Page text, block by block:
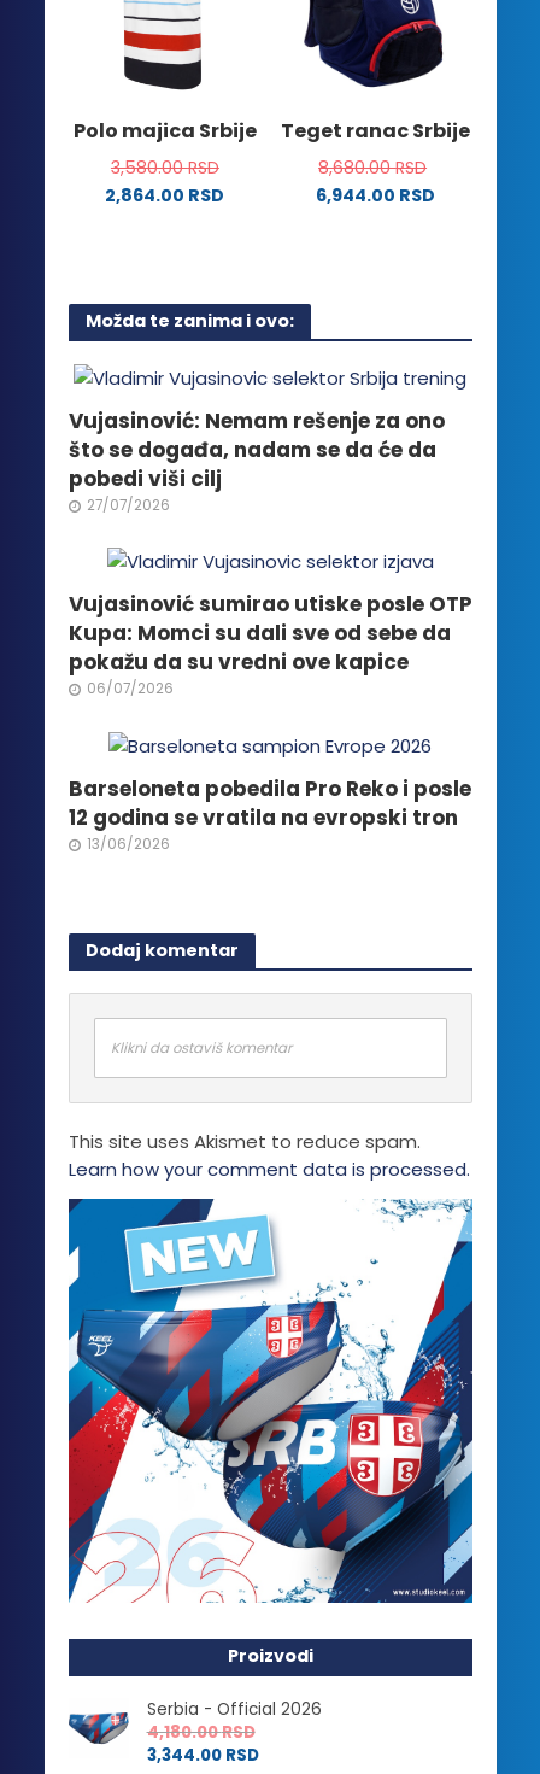
mogu
biti
izabrane
stranici
proizvoda.
biti
izabrane
na
proizvoda.
Polo majica Srbije
3,580.00RSD
2,864.00 RSD
više
varijanti.
mogu
biti
izabrane
na
stranici
Teget ranac Srbije
8,680.00RSD
6,944.00 RSD
Možda te zanima i ovo:
Vujasinović: Nemam rešenje za ono
što se događa, nadam se da će da
pobedi viši cilj
27/07/2026
Vujasinović sumirao utiske posle OTP
Kupa: Momci su dali sve od sebe da
pokažu da su vredni ove kapice
06/07/2026
Barseloneta pobedila Pro Reko i posle
12 godina se vratila na evropski tron
13/06/2026
Dodaj komentar
Klikni da ostaviš komentar
This site uses Akismet to reduce spam.
Learn how your comment data is processed.
Proizvodi
Serbia - Official 2026
4,180.00RSD
3,344.00 RSD